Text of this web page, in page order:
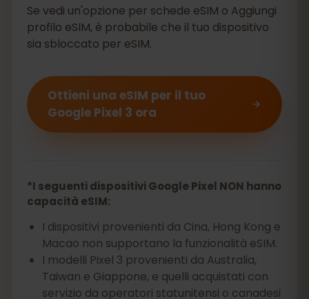
Se vedi un'opzione per schede eSIM o Aggiungi
profilo eSIM, è probabile che il tuo dispositivo
sia sbloccato per eSIM.
Ottieni una eSIM per il tuo
Google Pixel 3 ora
*I seguenti dispositivi Google Pixel NON hanno
capacità eSIM:
I dispositivi provenienti da Cina, Hong Kong e
Macao non supportano la funzionalità eSIM.
I modelli Pixel 3 provenienti da Australia,
Taiwan e Giappone, e quelli acquistati con
servizio da operatori statunitensi o canadesi